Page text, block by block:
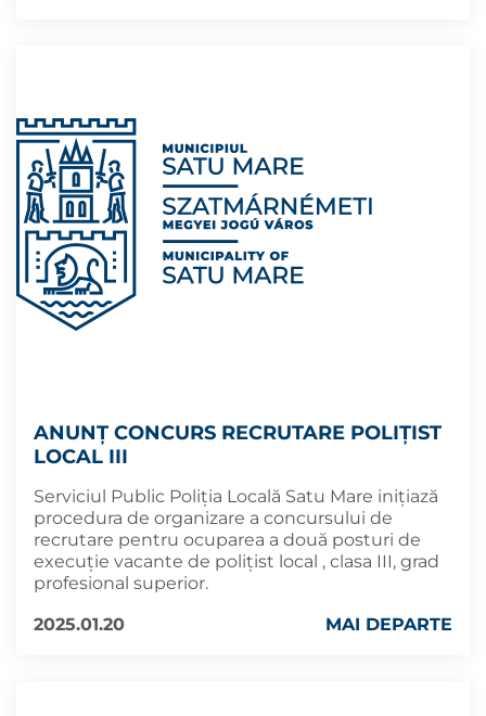
ANUNȚ CONCURS RECRUTARE POLIȚIST
LOCAL III
Serviciul Public Poliția Locală Satu Mare inițiază
procedura de organizare a concursului de
recrutare pentru ocuparea a două posturi de
execuție vacante de polițist local , clasa III, grad
profesional superior.
2025.01.20
MAI DEPARTE